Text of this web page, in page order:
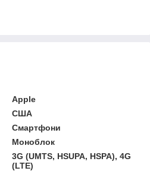
Apple
США
Смартфони
Моноблок
3G (UMTS, HSUPA, HSPA), 4G
(LTE)